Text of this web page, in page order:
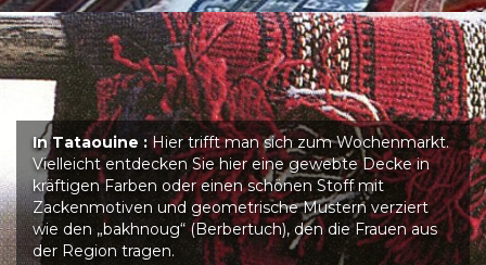
In Tataouine : Hier trifft man sich zum Wochenmarkt.
Vielleicht entdecken Sie hier eine gewebte Decke in
kräftigen Farben oder einen schönen Stoff mit
Zackenmotiven und geometrische Mustern verziert
wie den „bakhnoug“ (Berbertuch), den die Frauen aus
der Region tragen.